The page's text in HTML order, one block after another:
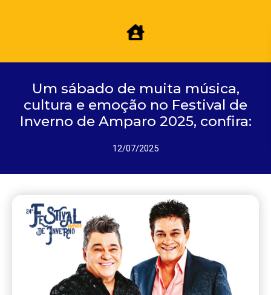
Um sábado de muita música,
cultura e emoção no Festival de
Inverno de Amparo 2025, confira:
12/07/2025